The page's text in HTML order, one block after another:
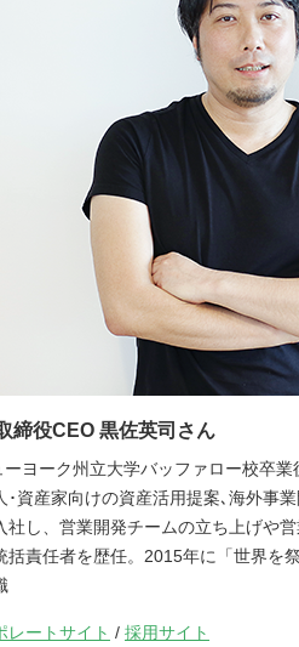
締役CEO 黒佐英司さん
ヨーク州立大学バッファロー校卒
･資産家向けの資産活用提案､海外事
社し、営業開発チームの立ち上げや
括責任者を歴任。2015年に「世界を
レートサイト / 採用サイト